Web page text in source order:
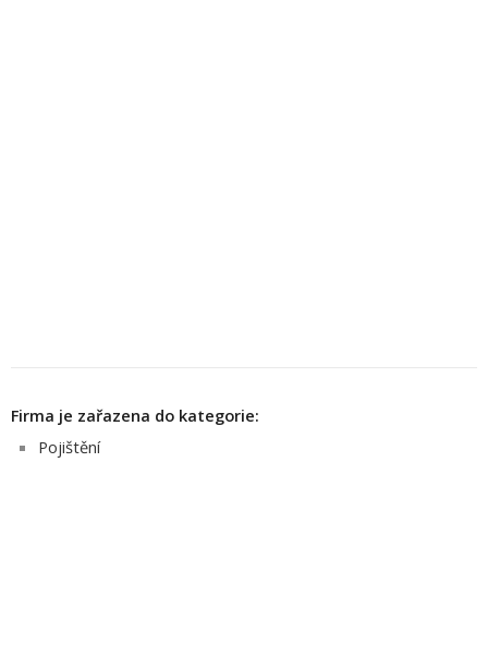
Firma je zařazena do kategorie:
Pojištění